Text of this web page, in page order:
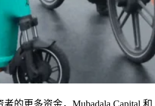
的更多资金， Mubadala Capital 和